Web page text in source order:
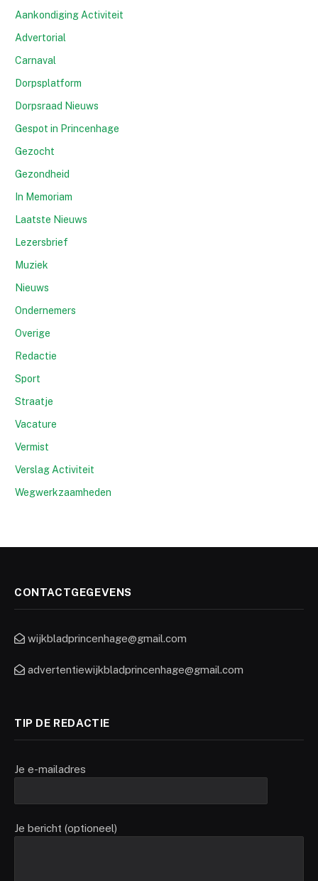
Aankondiging Activiteit
Advertorial
Carnaval
Dorpsplatform
Dorpsraad Nieuws
Gespot in Princenhage
Gezocht
Gezondheid
In Memoriam
Laatste Nieuws
Lezersbrief
Muziek
Nieuws
Ondernemers
Overige
Redactie
Sport
Straatje
Vacature
Vermist
Verslag Activiteit
Wegwerkzaamheden
CONTACTGEGEVENS
wijkbladprincenhage@gmail.com
advertentiewijkbladprincenhage@gmail.com
TIP DE REDACTIE
Je e-mailadres
Je bericht (optioneel)